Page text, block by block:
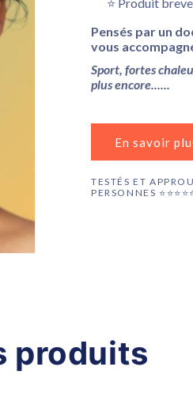
Pensés par un
vous
Sport, fortes
plus encore......
En savoir
TESTÉS ET
PERSONNES
produits